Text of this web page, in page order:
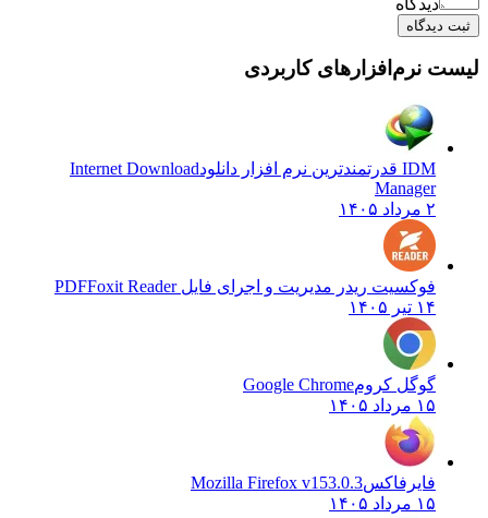
ثبت دیدگاه
لیست نرم‌افزارهای کاربردی
IDM قدرتمندترین نرم افزار دانلود
Internet Download
Manager
۲ مرداد ۱۴۰۵
فوکسیت ریدر مدیریت و اجرای فایل PDFFoxit Reader
۱۴ تیر ۱۴۰۵
گوگل کرومGoogle Chrome
۱۵ مرداد ۱۴۰۵
فایرفاکسMozilla Firefox v153.0.3
۱۵ مرداد ۱۴۰۵